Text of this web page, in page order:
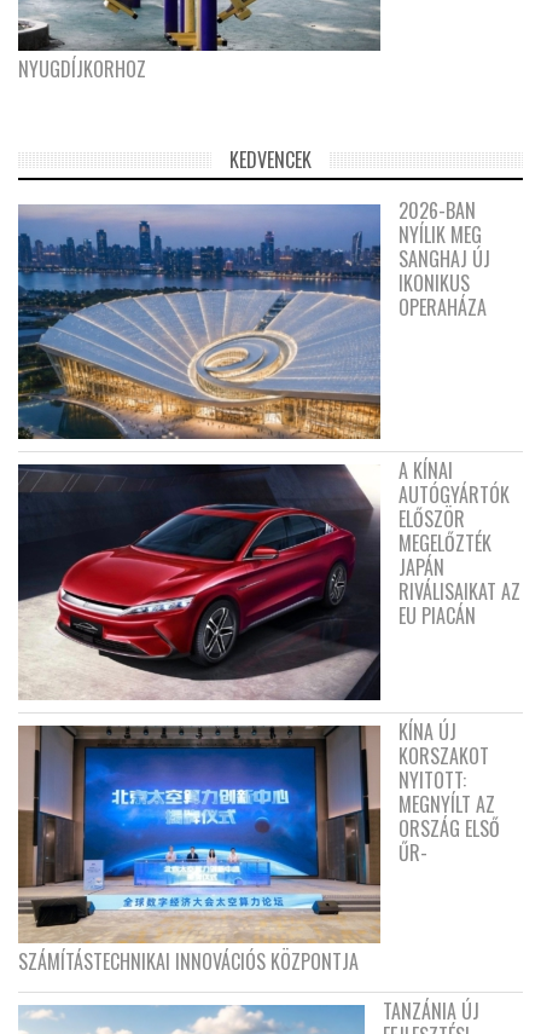
NYUGDÍJKORHOZ
KEDVENCEK
2026-BAN
NYÍLIK MEG
SANGHAJ ÚJ
IKONIKUS
OPERAHÁZA
A KÍNAI
AUTÓGYÁRTÓK
ELŐSZÖR
MEGELŐZTÉK
JAPÁN
RIVÁLISAIKAT AZ
EU PIACÁN
KÍNA ÚJ
KORSZAKOT
NYITOTT:
MEGNYÍLT AZ
ORSZÁG ELSŐ
ŰR-
SZÁMÍTÁSTECHNIKAI INNOVÁCIÓS KÖZPONTJA
TANZÁNIA ÚJ